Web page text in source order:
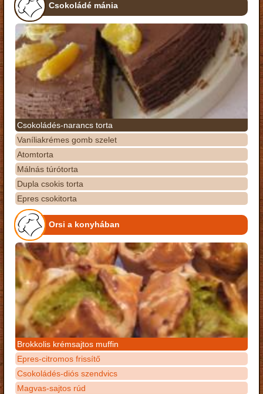
Csokoládé mánia
Csokoládés-narancs torta
Vaníliakrémes gomb szelet
Atomtorta
Málnás túrótorta
Dupla csokis torta
Epres csokitorta
Orsi a konyhában
Brokkolis krémsajtos muffin
Epres-citromos frissítő
Csokoládés-diós szendvics
Magvas-sajtos rúd